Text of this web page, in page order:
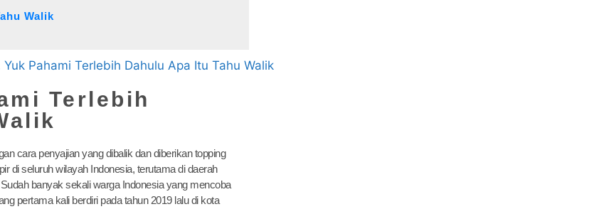
Walik
Terlebih
cara penyajian yang dibalik dan diberikan topping
di seluruh wilayah Indonesia, terutama di daerah
banyak sekali warga Indonesia yang mencoba
pertama kali berdiri pada tahun 2019 lalu di kota